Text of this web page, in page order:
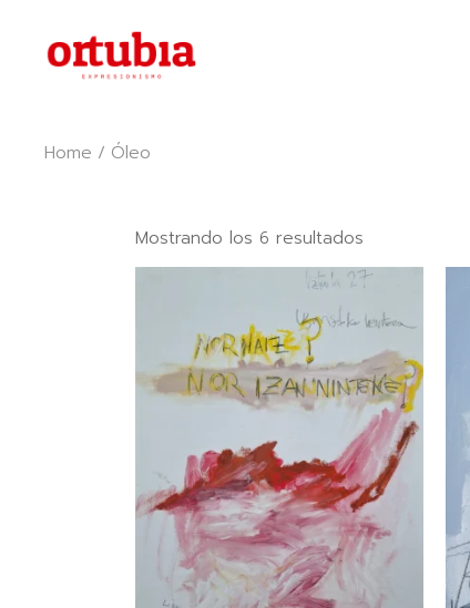
content
Home Óleo
Mostrando los 6 resultados
popularidad